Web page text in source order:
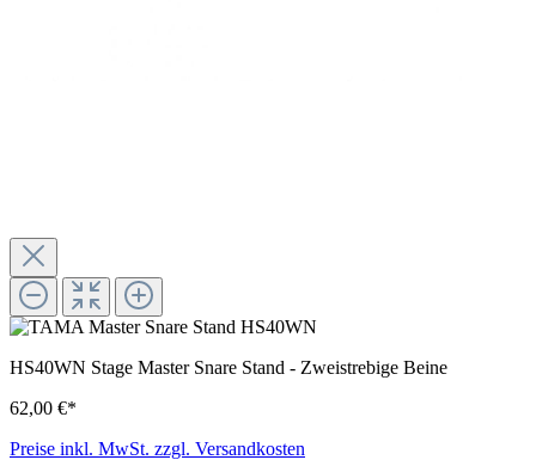
HS40WN Stage Master Snare Stand - Zweistrebige Beine
62,00 €*
Preise inkl. MwSt. zzgl. Versandkosten